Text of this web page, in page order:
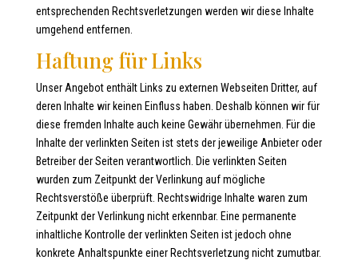
entsprechenden Rechtsverletzungen werden wir diese Inhalte
umgehend entfernen.
Haftung für Links
Unser Angebot enthält Links zu externen Webseiten Dritter, auf
deren Inhalte wir keinen Einfluss haben. Deshalb können wir für
diese fremden Inhalte auch keine Gewähr übernehmen. Für die
Inhalte der verlinkten Seiten ist stets der jeweilige Anbieter oder
Betreiber der Seiten verantwortlich. Die verlinkten Seiten
wurden zum Zeitpunkt der Verlinkung auf mögliche
Rechtsverstöße überprüft. Rechtswidrige Inhalte waren zum
Zeitpunkt der Verlinkung nicht erkennbar. Eine permanente
inhaltliche Kontrolle der verlinkten Seiten ist jedoch ohne
konkrete Anhaltspunkte einer Rechtsverletzung nicht zumutbar.